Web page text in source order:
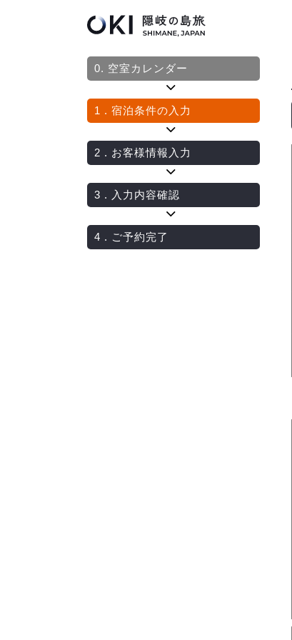
0. 空室カレンダー
1 . 宿泊条件の入力
2 . お客様情報入力
3 . 入力内容確認
4 . ご予約完了